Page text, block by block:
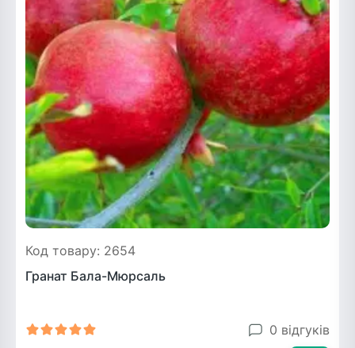
Код товару: 2654
Гранат Бала-Мюрсаль
0 відгуків